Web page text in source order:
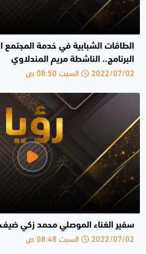
الطاقات الشبابية في خدمة المجتمع
البرنامج.. الناشطة مريم المندلاوي
2022/07/02 السبت 08:50 ص
سفير الغناء الموصلي محمد زكي ضيف
2022/07/02 السبت 08:48 ص